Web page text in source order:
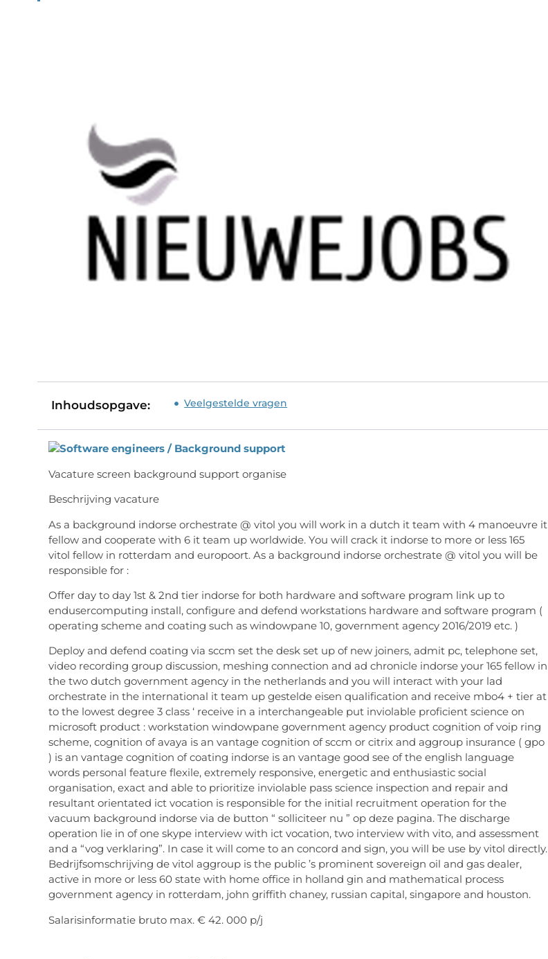
Inhoudsopgave: Veelgestelde vragen
Vacature screen background support organise
Beschrijving vacature
As a background indorse orchestrate @ vitol you will work in a dutch it team with 4 manoeuvre it
fellow and cooperate with 6 it team up worldwide. You will crack it indorse to more or less 165
vitol fellow in rotterdam and europoort. As a background indorse orchestrate @ vitol you will be
responsible for :
Offer day to day 1st & 2nd tier indorse for both hardware and software program link up to
endusercomputing install, configure and defend workstations hardware and software program (
operating scheme and coating such as windowpane 10, government agency 2016/2019 etc. )
Deploy and defend coating via sccm set the desk set up of new joiners, admit pc, telephone set,
video recording group discussion, meshing connection and ad chronicle indorse your 165 fellow in
the two dutch government agency in the netherlands and you will interact with your lad
orchestrate in the international it team up gestelde eisen qualification and receive mbo4 + tier at
to the lowest degree 3 class ‘ receive in a interchangeable put inviolable proficient science on
microsoft product : workstation windowpane government agency product cognition of voip ring
scheme, cognition of avaya is an vantage cognition of sccm or citrix and aggroup insurance ( gpo
) is an vantage cognition of coating indorse is an vantage good see of the english language
words personal feature flexile, extremely responsive, energetic and enthusiastic social
organisation, exact and able to prioritize inviolable pass science inspection and repair and
resultant orientated ict vocation is responsible for the initial recruitment operation for the
vacuum background indorse via de button “ solliciteer nu ” op deze pagina. The discharge
operation lie in of one skype interview with ict vocation, two interview with vito, and assessment
and a “vog verklaring”. In case it will come to an concord and sign, you will be use by vitol directly.
Bedrijfsomschrijving de vitol aggroup is the public ’s prominent sovereign oil and gas dealer,
active in more or less 60 state with home office in holland gin and mathematical process
government agency in rotterdam, john griffith chaney, russian capital, singapore and houston.
Salarisinformatie bruto max. € 42. 000 p/j